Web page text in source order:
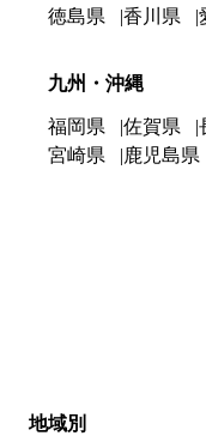
徳島県
香川県
九州・沖縄
福岡県 佐賀県
宮崎県
鹿児島県
地域別